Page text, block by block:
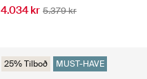
4.034 kr 5.379 kr
25% Tilboð MUST-HAVE